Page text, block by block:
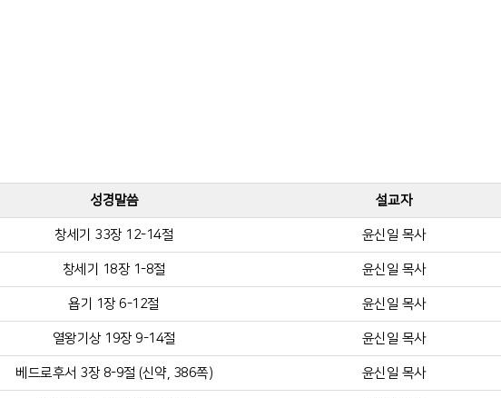
성경말씀 설교자
창세기 33장 12-14절 윤신일 목사
창세기 18장 1-8절 윤신일 목사
욥기 1장 6-12절 윤신일 목사
열왕기상 19장 9-14절 윤신일 목사
베드로후서 3장 8-9절 (신약, 386쪽) 윤신일 목사